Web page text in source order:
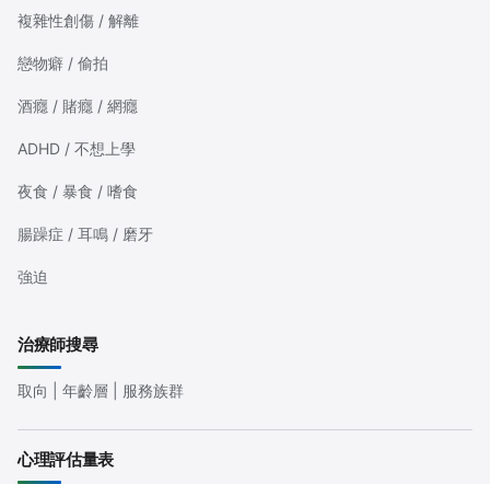
複雜性創傷 / 解離
戀物癖 / 偷拍
酒癮 / 賭癮 / 網癮
ADHD / 不想上學
夜食 / 暴食 / 嗜食
腸躁症 / 耳鳴 / 磨牙
強迫
治療師搜尋
取向 | 年齡層 | 服務族群
心理評估量表